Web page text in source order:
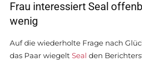
Frau interessiert Seal
wenig
Auf die wiederholte Frage nach
das Paar wiegelt Seal den